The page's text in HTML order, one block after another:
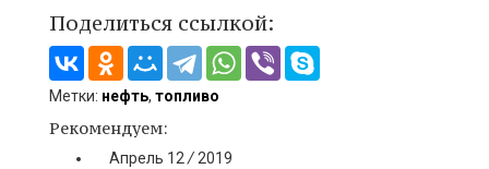
Поделиться ссылкой:
Метки: нефть, топливо
Рекомендуем:
Апрель 12 / 2019